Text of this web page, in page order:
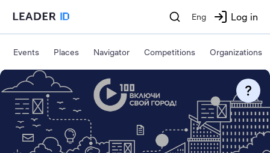
Eng Log in
Events Places Navigator Competitions Organizations